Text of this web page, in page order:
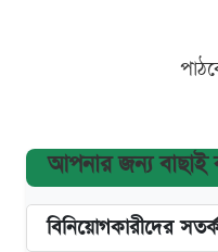
আপনার জন্য বাছাই
বিনিয়োগকারীদের